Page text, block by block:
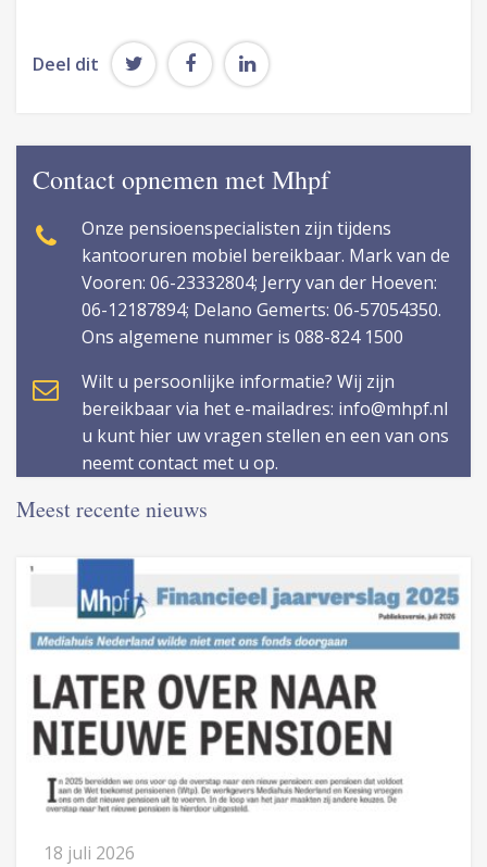
Deel dit
Contact opnemen met Mhpf
Onze pensioenspecialisten zijn tijdens
kantooruren mobiel bereikbaar. Mark van de
Vooren: 06-23332804; Jerry van der Hoeven:
06-12187894; Delano Gemerts: 06-57054350.
Ons algemene nummer is 088-824 1500
Wilt u persoonlijke informatie? Wij zijn
bereikbaar via het e-mailadres: info@mhpf.nl
u kunt hier uw vragen stellen en een van ons
neemt contact met u op.
Meest recente nieuws
18 juli 2026